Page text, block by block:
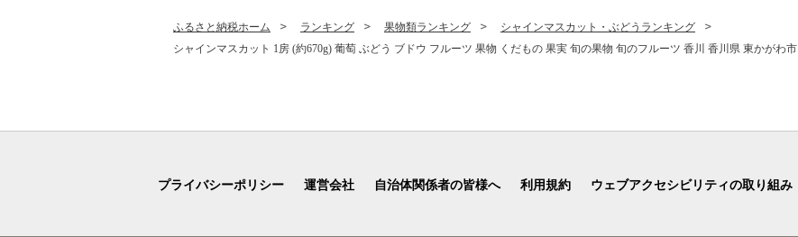
ふるさと納税ホーム ランキング 果物類ランキング
シャインマスカット・ぶどうランキング
シャインマスカット 1房 (約670g) 葡萄 ぶどう ブドウ フルーツ 果物 くだもの 果実 旬の果物 旬のフルーツ 香川 香川県 東かがわ市
プライバシーポリシー 運営会社 自治体関係者の皆様へ 利用規約 ウェブアクセシビリティの取り組み